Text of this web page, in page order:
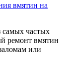
вмятин на
частых
ремонт вмятин
или